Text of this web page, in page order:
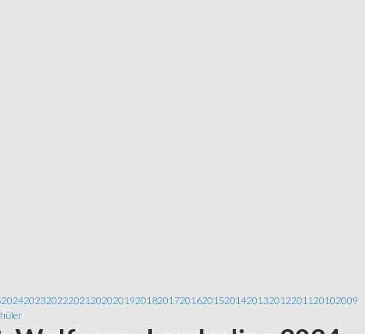
2024202320222021 2020201920182017201620152014201320122011 20102009